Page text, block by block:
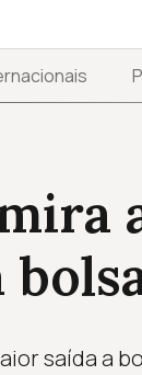
saída a